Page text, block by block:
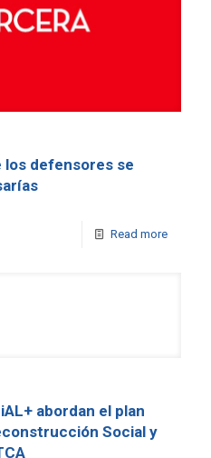
los defensores se
Read more
abordan el plan
Social y